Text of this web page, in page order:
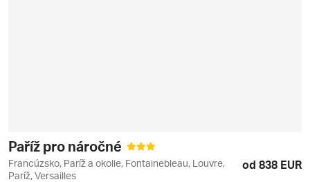
Paříž pro náročné
Francúzsko, Paríž a okolie, Fontainebleau, Louvre,
Paríž, Versailles
od 838 EUR